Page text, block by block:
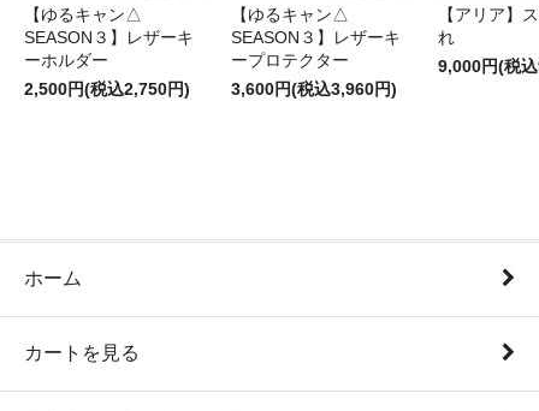
【ゆるキャン△
SEASON３】レザーキ
ーホルダー
2,500円(税込2,750円)
【ゆるキャン△
SEASON３】レザーキ
ープロテクター
3,600円(税込3,960円)
【アリア】
れ
9,000円(税
ホーム
カートを見る